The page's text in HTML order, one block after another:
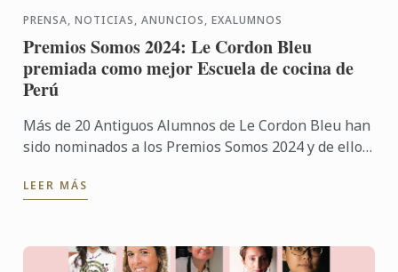
PRENSA, NOTICIAS, ANUNCIOS, EXALUMNOS
Premios Somos 2024: Le Cordon Bleu
premiada como mejor Escuela de cocina de
Perú
Más de 20 Antiguos Alumnos de Le Cordon Bleu han
sido nominados a los Premios Somos 2024 y de ellos,
prestigiosos ...
LEER MÁS